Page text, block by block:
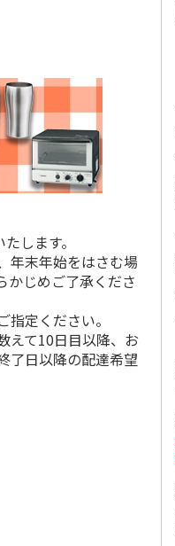
します。
年末年始をはさむ場
かじめご了承くださ
定ください。
えて10日目以降、お
了日以降の配達希望